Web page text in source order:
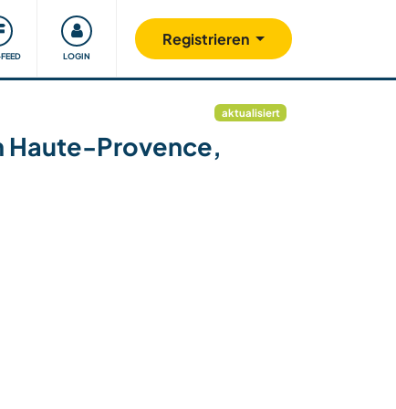
LOGIN
Registrieren
Community Gutes tun
aktualisiert
Haute-Provence,